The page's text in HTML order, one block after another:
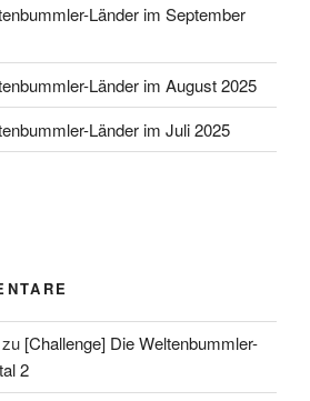
Länder im September
Länder im August 2025
Länder im Juli 2025
zu [Challenge] Die Weltenbummler-
2